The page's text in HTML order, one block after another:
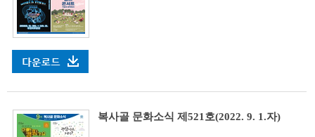
복사골 문화소식 제521호(2022. 9. 1.자)